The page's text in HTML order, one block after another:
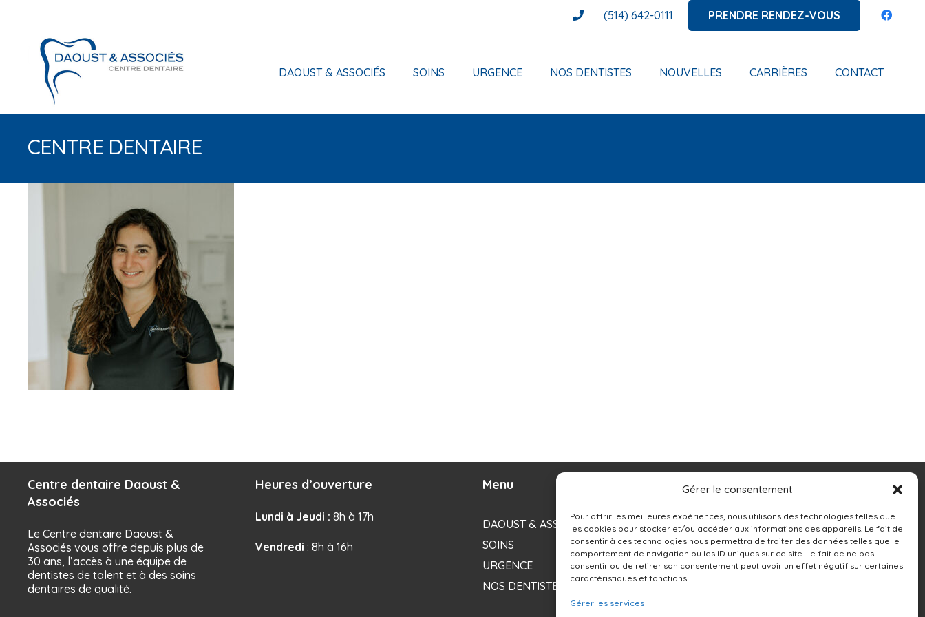
Gérer le consentement
Pour offrir les meilleures expériences, nous utilisons des technologies telles que
les cookies pour stocker et/ou accéder aux informations des appareils. Le fait de
consentir à ces technologies nous permettra de traiter des données telles que le
comportement de navigation ou les ID uniques sur ce site. Le fait de ne pas
consentir ou de retirer son consentement peut avoir un effet négatif sur certaines
caractéristiques et fonctions.
Gérer les services
(514) 642-0111 PRENDRE RENDEZ-VOUS
DAOUST & ASSOCIÉS SOINS URGENCE NOS DENTISTES NOUVELLES CARRIÈRES CONTACT
CENTRE DENTAIRE
Centre dentaire Daoust &
Associés
Le Centre dentaire Daoust &
Associés vous offre depuis plus de
30 ans, l’accès à une équipe de
dentistes de talent et à des soins
dentaires de qualité.
Heures d’ouverture
Lundi à Jeudi : 8h à 17h
Vendredi : 8h à 16h
Menu
DAOUST & ASSOCIÉS
SOINS
URGENCE
NOS DENTISTES
Contacts
13250 rue Sherbrooke Est,
Montréal, QC H1A 4X9
514-642-0111